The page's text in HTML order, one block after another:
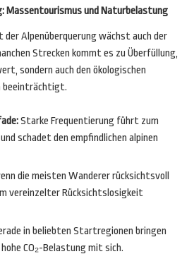
Massentourismus und Naturbelastung
Alpenüberquerung wächst auch der
Strecken kommt es zu Überfüllung,
sondern auch den ökologischen
beeinträchtigt.
Starke Frequentierung führt zum
schadet den empfindlichen alpinen
die meisten Wanderer rücksichtsvoll
vereinzelter Rücksichtslosigkeit
in beliebten Startregionen bringen
CO₂-Belastung mit sich.